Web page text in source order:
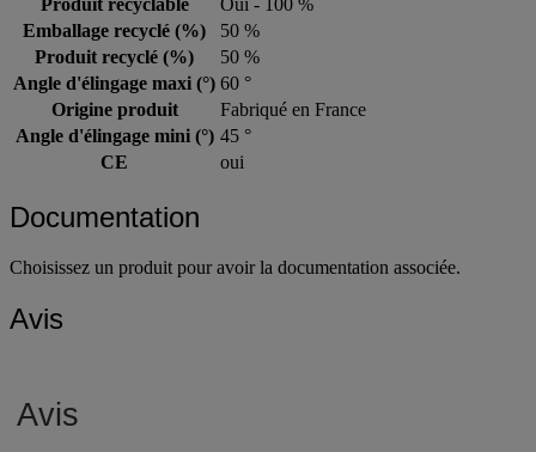
Emballage recyclé (%)
50 %
Produit recyclé (%)
50 %
Angle d'élingage maxi (°) 60 °
Origine produit
Fabriqué en France
Angle d'élingage mini (°) 45 °
CE
oui
Documentation
Choisissez un produit pour avoir la documentation associée.
Avis